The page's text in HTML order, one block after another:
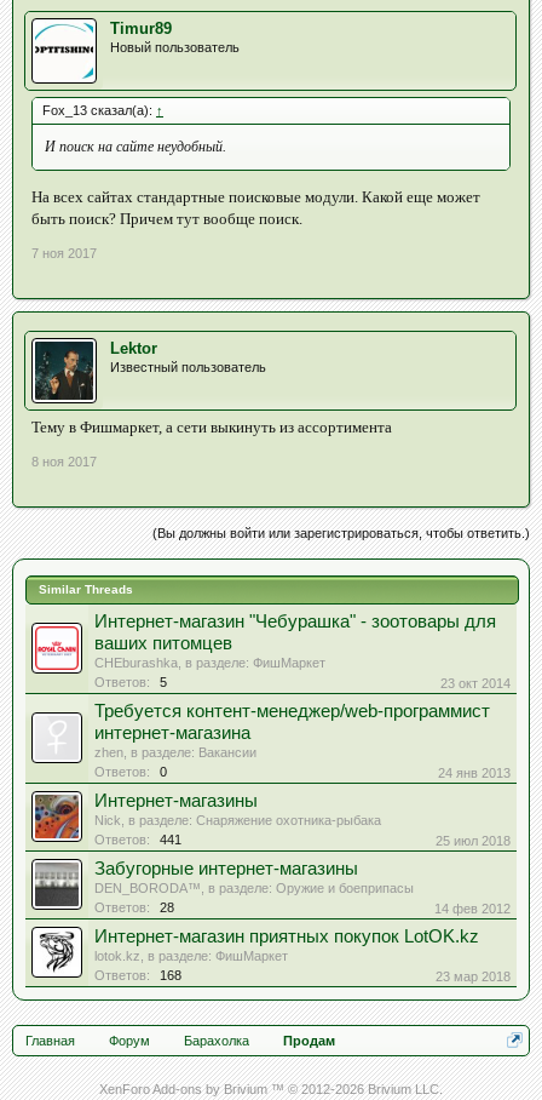
Timur89
Новый пользователь
Fox_13 сказал(а): ↑
И поиск на сайте неудобный.
На всех сайтах стандартные поисковые модули. Какой еще может
быть поиск? Причем тут вообще поиск.
7 ноя 2017
Lektor
Известный пользователь
Тему в Фишмаркет, а сети выкинуть из ассортимента
8 ноя 2017
(Вы должны войти или зарегистрироваться, чтобы ответить.)
Similar Threads
Интернет-магазин "Чебурашка" - зоотовары для
ваших питомцев
CHEburashka , в разделе: ФишМаркет
Ответов:
5 23 окт 2014
Требуется контент-менеджер/web-программист
интернет-магазина
zhen , в разделе: Вакансии
Ответов:
0 24 янв 2013
Интернет-магазины
Nick , в разделе: Снаряжение охотника-рыбака
Ответов:
441 25 июл 2018
Забугорные интернет-магазины
DEN_BORODA™ , в разделе: Оружие и боеприпасы
Ответов:
28 14 фев 2012
Интернет-магазин приятных покупок LotOK.kz
lotok.kz , в разделе: ФишМаркет
Ответов:
168 23 мар 2018
Главная Форум Барахолка Продам
XenForo Add-ons by Brivium ™ © 2012-2026 Brivium LLC.